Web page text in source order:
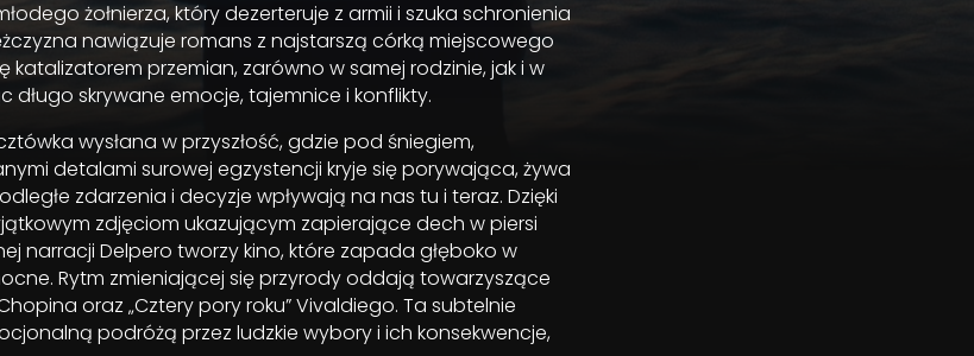
żołnierza, który dezerteruje z armii i szuka schronienia
nawiązuje romans z najstarszą córką miejscowego
katalizatorem przemian, zarówno w samej rodzinie, jak i w
długo skrywane emocje, tajemnice i konflikty.
wysłana w przyszłość, gdzie pod śniegiem,
detalami surowej egzystencji kryje się porywająca, żywa
zdarzenia i decyzje wpływają na nas tu i teraz. Dzięki
zdjęciom ukazującym zapierające dech w piersi
narracji Delpero tworzy kino, które zapada głęboko w
Rytm zmieniającej się przyrody oddają towarzyszące
oraz „Cztery pory roku” Vivaldiego. Ta subtelnie
podróżą przez ludzkie wybory i ich konsekwencje,